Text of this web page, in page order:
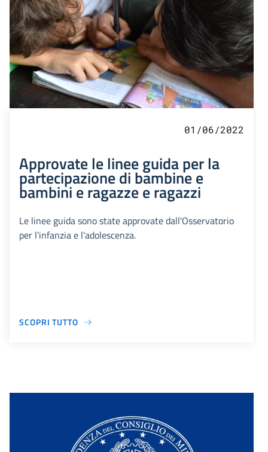
01/06/2022
Approvate le linee guida per la
partecipazione di bambine e
bambini e ragazze e ragazzi
Le linee guida sono state approvate dall'Osservatorio
per l'infanzia e l'adolescenza.
SCOPRI TUTTO